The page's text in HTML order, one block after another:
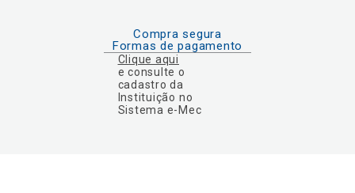
Compra segura
Formas de pagamento
Clique aqui
e consulte o
cadastro da
Instituição no
Sistema e-Mec